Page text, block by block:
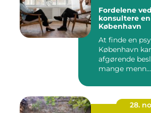
Fordelene
konsultere
København
At finde en
København
afgørende
mange menn...
28.